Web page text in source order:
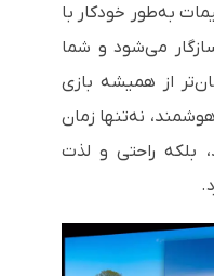
به‌طور خودکار با
می‌شود و شما
از همیشه بازی
نه‌تنها زمان
بلکه راحتی و لذت